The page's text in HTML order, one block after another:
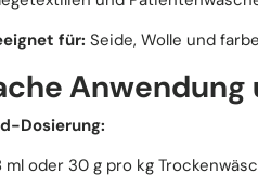
für: Seide, Wolle und
Anwendung
Dosierung:
ml oder 30 g pro kg